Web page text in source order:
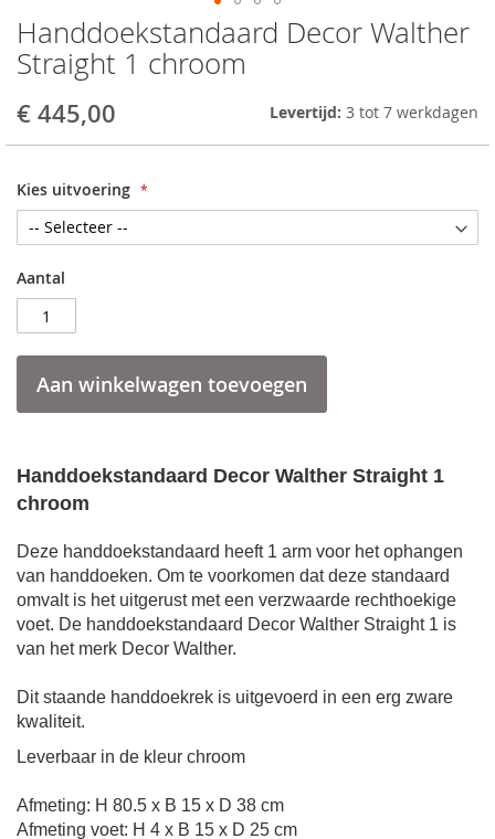
Handdoekstandaard Decor Walther
Straight 1 chroom
€ 445,00 Levertijd: 3 tot 7 werkdagen
Kies uitvoering
Aantal
Aan winkelwagen toevoegen
Handdoekstandaard Decor Walther Straight 1
chroom
Deze handdoekstandaard heeft 1 arm voor het ophangen
van handdoeken. Om te voorkomen dat deze standaard
omvalt is het uitgerust met een verzwaarde rechthoekige
voet. De handdoekstandaard Decor Walther Straight 1 is
van het merk Decor Walther.
Dit staande handdoekrek is uitgevoerd in een erg zware
kwaliteit.
Leverbaar in de kleur chroom
Afmeting: H 80.5 x B 15 x D 38 cm
Afmeting voet: H 4 x B 15 x D 25 cm
Skip
to
the
of
gallery